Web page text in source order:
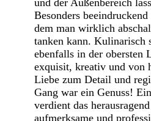
Besonders
dem man wirklich
tanken kann. Kulinarisch
ebenfalls in der obersten
exquisit, kreativ und von
Liebe zum Detail und
Gang war ein Genuss!
verdient das
aufmerksame und